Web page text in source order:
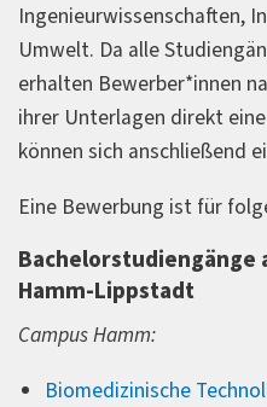
Ingenieurwissenschaften,
Umwelt. Da alle
erhalten Bewerber*innen
ihrer Unterlagen direkt
können sich anschließend
Eine Bewerbung ist für
Bachelorstudiengänge
Hamm-Lippstadt
Campus Hamm:
Biomedizinische